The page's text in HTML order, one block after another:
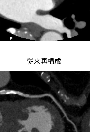
従来再構成